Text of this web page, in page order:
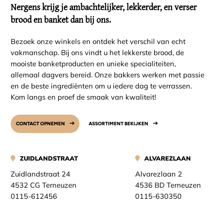
Nergens krijg je ambachtelijker, lekkerder, en verser
brood en banket dan bij ons.
Bezoek onze winkels en ontdek het verschil van echt
vakmanschap. Bij ons vindt u het lekkerste brood, de
mooiste banketproducten en unieke specialiteiten,
allemaal dagvers bereid. Onze bakkers werken met passie
en de beste ingrediënten om u iedere dag te verrassen.
Kom langs en proef de smaak van kwaliteit!
CONTACT OPNEMEN ASSORTIMENT BEKIJKEN
ZUIDLANDSTRAAT
Zuidlandstraat 24
4532 CG Terneuzen
0115-612456
ALVAREZLAAN
Alvarezlaan 2
4536 BD Terneuzen
0115-630350